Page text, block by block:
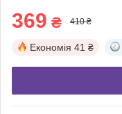
369 ₴ 410 ₴
Економія 41 ₴